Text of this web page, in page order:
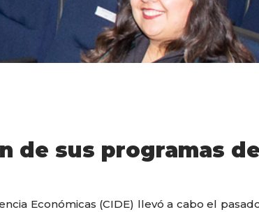
de sus programas
Económicas (CIDE) llevó a cabo el